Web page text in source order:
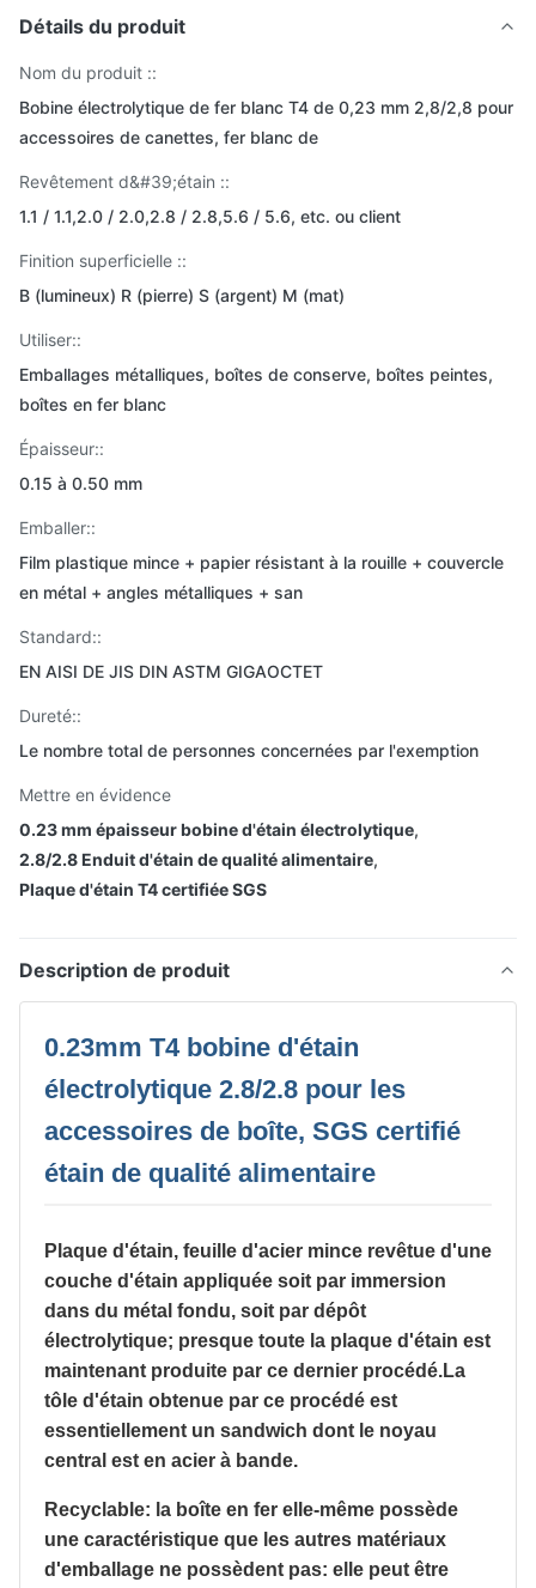
Détails du produit
Nom du produit ::
Bobine électrolytique de fer blanc T4 de 0,23 mm 2,8/2,8 pour
accessoires de canettes, fer blanc de
Revêtement d&#39;étain ::
1.1 / 1.1,2.0 / 2.0,2.8 / 2.8,5.6 / 5.6, etc. ou client
Finition superficielle ::
B (lumineux) R (pierre) S (argent) M (mat)
Utiliser::
Emballages métalliques, boîtes de conserve, boîtes peintes,
boîtes en fer blanc
Épaisseur::
0.15 à 0.50 mm
Emballer::
Film plastique mince + papier résistant à la rouille + couvercle
en métal + angles métalliques + san
Standard::
EN AISI DE JIS DIN ASTM GIGAOCTET
Dureté::
Le nombre total de personnes concernées par l'exemption
Mettre en évidence
0.23 mm épaisseur bobine d'étain électrolytique,
2.8/2.8 Enduit d'étain de qualité alimentaire,
Plaque d'étain T4 certifiée SGS
Description de produit
0.23mm T4 bobine d'étain
électrolytique 2.8/2.8 pour les
accessoires de boîte, SGS certifié
étain de qualité alimentaire
Plaque d'étain, feuille d'acier mince revêtue d'une
couche d'étain appliquée soit par immersion
dans du métal fondu, soit par dépôt
électrolytique; presque toute la plaque d'étain est
maintenant produite par ce dernier procédé.La
tôle d'étain obtenue par ce procédé est
essentiellement un sandwich dont le noyau
central est en acier à bande.
Recyclable: la boîte en fer elle-même possède
une caractéristique que les autres matériaux
d'emballage ne possèdent pas: elle peut être